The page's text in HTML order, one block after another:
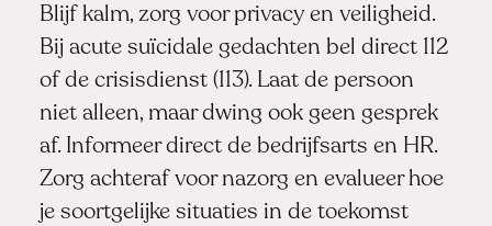
Blijf kalm, zorg voor privacy en veiligheid.
Bij acute suïcidale gedachten bel direct 112
of de crisisdienst (113). Laat de persoon
niet alleen, maar dwing ook geen gesprek
af. Informeer direct de bedrijfsarts en HR.
Zorg achteraf voor nazorg en evalueer hoe
je soortgelijke situaties in de toekomst